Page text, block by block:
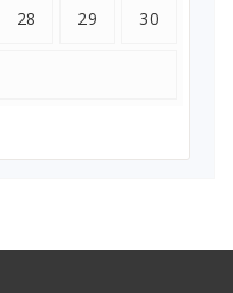
28 29 30